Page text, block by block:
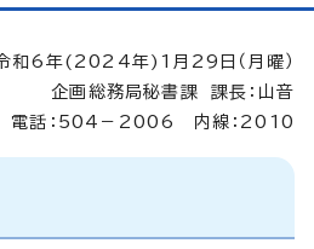
和6年(2024年)1月29日（月曜）
企画総務局秘書課 課長：山音
電話：504－2006 内線：2010